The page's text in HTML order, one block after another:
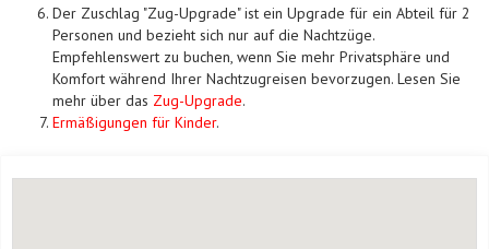
Der Zuschlag "Zug-Upgrade" ist ein Upgrade für ein Abteil für 2
Personen und bezieht sich nur auf die Nachtzüge.
Empfehlenswert zu buchen, wenn Sie mehr Privatsphäre und
Komfort während Ihrer Nachtzugreisen bevorzugen. Lesen Sie
mehr über das Zug-Upgrade.
Ermäßigungen für Kinder.